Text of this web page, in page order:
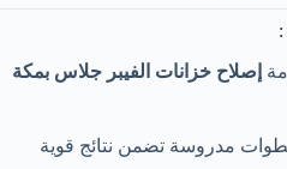
إصلاح خزانات الفيبر جلاس بمكة
مدروسة تضمن نتائج قوية